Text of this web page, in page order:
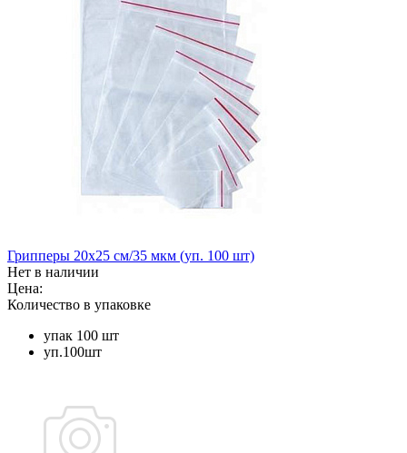
Грипперы 20х25 см/35 мкм (уп. 100 шт)
Нет в наличии
Цена:
Количество в упаковке
упак 100 шт
уп.100шт